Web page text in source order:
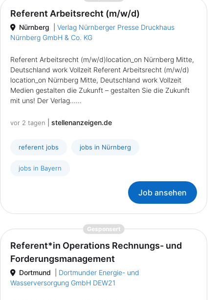
Referent Arbeitsrecht (m/w/d)
Nürnberg
Verlag Nürnberger Presse Druckhaus
Nürnberg GmbH & Co. KG
Referent Arbeitsrecht (m/w/d)location_on Nürnberg Mitte,
Deutschland work Vollzeit Referent Arbeitsrecht (m/w/d)
location_on Nürnberg Mitte, Deutschland work Vollzeit
Medien gestalten die Zukunft – gestalten Sie die Zukunft
mit uns! Der Verlag......
vor 2 tagen stellenanzeigen.de
referent jobs jobs in Nürnberg
jobs in Bayern
Job ansehen
Gesponsert{prompt.job}
Referent*in Operations Rechnungs- und
Forderungsmanagement
Dortmund
Dortmunder Energie- und
Wasserversorgung GmbH DEW21